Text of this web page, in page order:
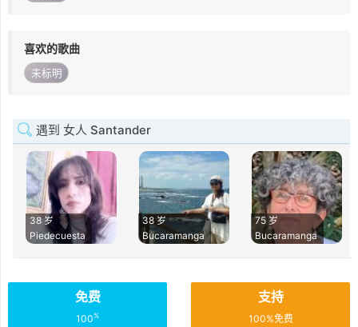
喜欢的歌曲
未标明
遇到 女人 Santander
38 岁
Piedecuesta
38 岁
Bucaramanga
75 岁
Bucaramanga
免费
100%
支持
100%免费